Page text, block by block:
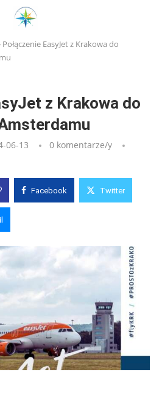
Połączenie EasyJet z Krakowa do
z Krakowa do
06-13
0 komentarze/y
Facebook Twitter